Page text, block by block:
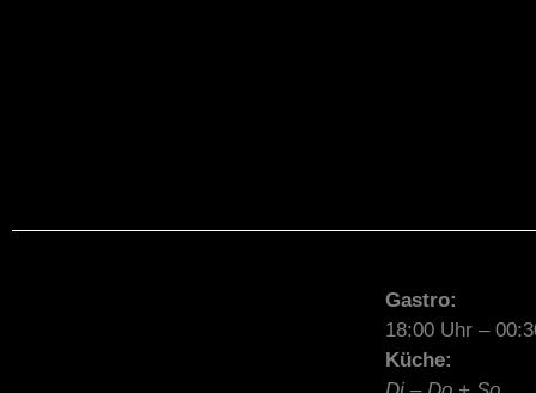
Gastro:
18:00 Uhr –
Küche: